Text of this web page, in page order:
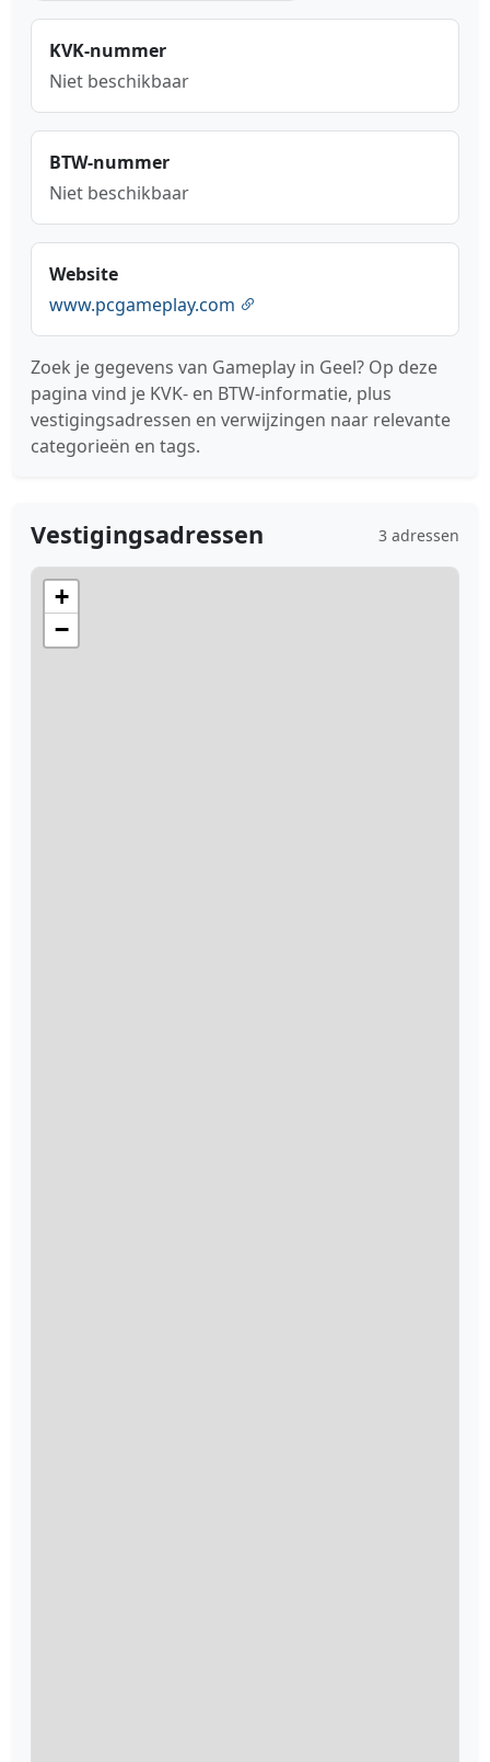
KVK-nummer
Niet beschikbaar
BTW-nummer
Niet beschikbaar
Website
www.pcgameplay.com
Zoek je gegevens van Gameplay in Geel? Op deze
pagina vind je KVK- en BTW-informatie, plus
vestigingsadressen en verwijzingen naar relevante
categorieën en tags.
Vestigingsadressen 3 adressen
+
−